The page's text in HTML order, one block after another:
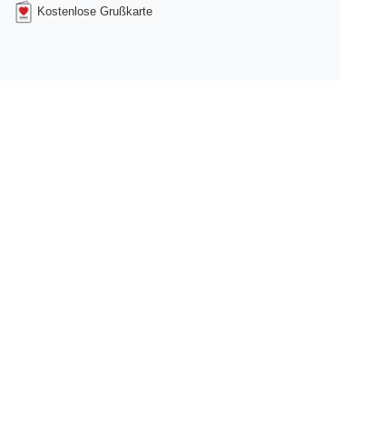
Kostenlose Grußkarte